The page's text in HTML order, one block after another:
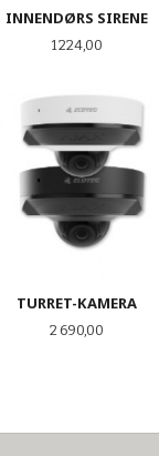
INNENDØRS SIRENE
Pris
1 224,00
TURRET-KAMERA
Pris
2 690,00